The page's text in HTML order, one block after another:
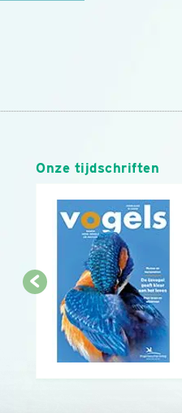
Onze tijdschriften